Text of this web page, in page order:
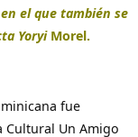
el que también se
YoryiMorel.
fue
Cultural Un Amigo